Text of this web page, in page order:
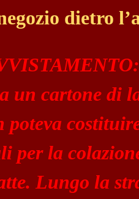
dietro
un cartone di
per la
Lungo la